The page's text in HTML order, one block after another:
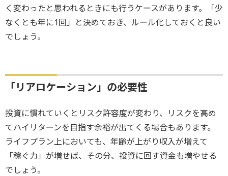
く変わったと思われるときにも行うケースがあります。「少
なくとも年に1回」と決めておき、ルール化しておくと良い
でしょう。
「リアロケーション」の必要性
投資に慣れていくとリスク許容度が変わり、リスクを高め
てハイリターンを目指す余裕が出てくる場合もあります。
ライフプラン上においても、年齢が上がり収入が増えて
「稼ぐ力」が増せば、その分、投資に回す資金も増やせる
でしょう。